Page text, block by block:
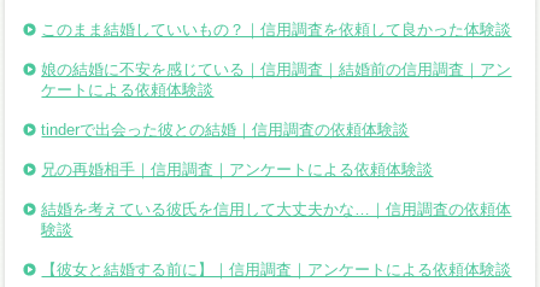
このまま結婚していいもの？｜信用調査を依頼して良かった体験談
娘の結婚に不安を感じている｜信用調査｜結婚前の信用調査｜アン
ケートによる依頼体験談
tinderで出会った彼との結婚｜信用調査の依頼体験談
兄の再婚相手｜信用調査｜アンケートによる依頼体験談
結婚を考えている彼氏を信用して大丈夫かな…｜信用調査の依頼体
験談
【彼女と結婚する前に】｜信用調査｜アンケートによる依頼体験談